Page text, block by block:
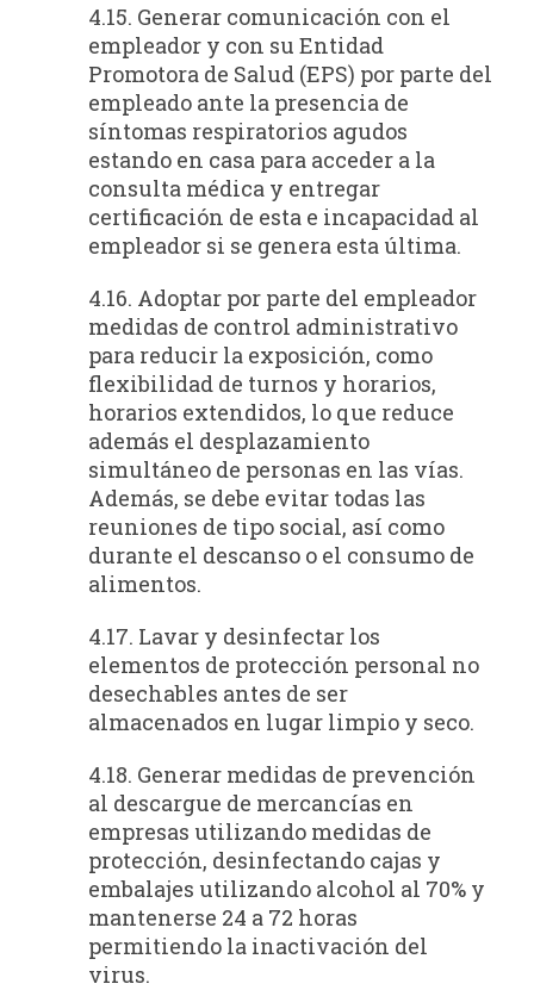
4.15. Generar comunicación con el
empleador y con su Entidad
Promotora de Salud (EPS) por parte del
empleado ante la presencia de
síntomas respiratorios agudos
estando en casa para acceder a la
consulta médica y entregar
certificación de esta e incapacidad al
empleador si se genera esta última.
4.16. Adoptar por parte del empleador
medidas de control administrativo
para reducir la exposición, como
flexibilidad de turnos y horarios,
horarios extendidos, lo que reduce
además el desplazamiento
simultáneo de personas en las vías.
Además, se debe evitar todas las
reuniones de tipo social, así como
durante el descanso o el consumo de
alimentos.
4.17. Lavar y desinfectar los
elementos de protección personal no
desechables antes de ser
almacenados en lugar limpio y seco.
4.18. Generar medidas de prevención
al descargue de mercancías en
empresas utilizando medidas de
protección, desinfectando cajas y
embalajes utilizando alcohol al 70% y
mantenerse 24 a 72 horas
permitiendo la inactivación del
virus.